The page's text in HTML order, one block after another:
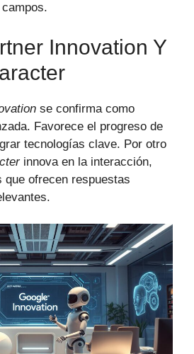
Innovation Y
se confirma como
Favorece el progreso de
tecnologías clave. Por otro
innova en la interacción,
que ofrecen respuestas